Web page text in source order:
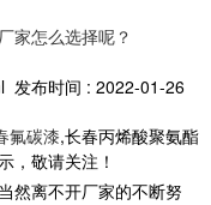
家怎么选择呢？
发布时间 : 2022-01-26
氟碳漆,长春丙烯酸聚氨酯
，敬请关注！
然离不开厂家的不断努